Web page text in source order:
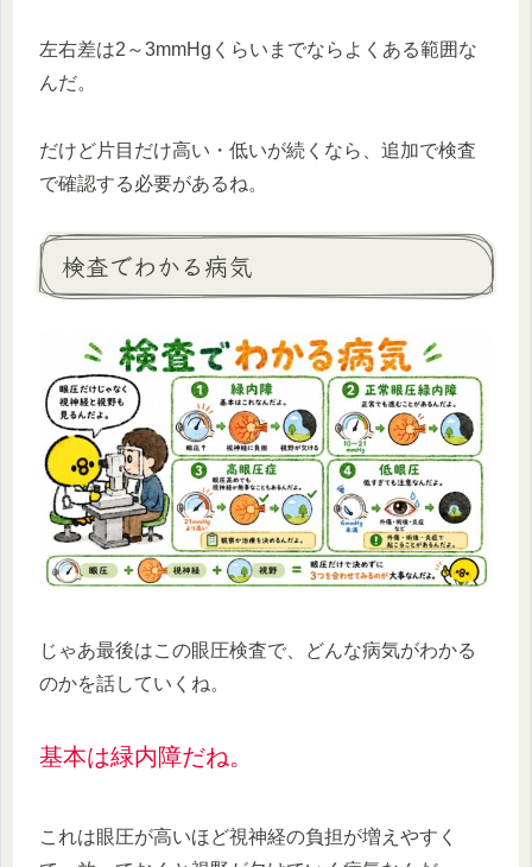
左右差は2～3mmHgくらいまでならよくある範囲な
んだ。
だけど片目だけ高い・低いが続くなら、追加で検査
で確認する必要があるね。
検査でわかる病気
じゃあ最後はこの眼圧検査で、どんな病気がわかる
のかを話していくね。
基本は緑内障だね。
これは眼圧が高いほど視神経の負担が増えやすく